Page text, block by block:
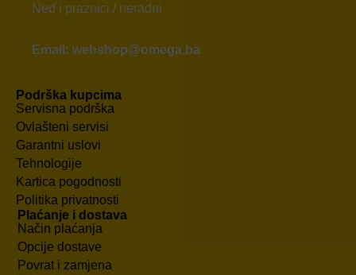
Ned i praznici / neradni
Email: webshop@omega.ba
Podrška kupcima
Servisna podrška
Ovlašteni servisi
Garantni uslovi
Tehnologije
Kartica pogodnosti
Politika privatnosti
Plaćanje i dostava
Način plaćanja
Opcije dostave
Povrat i zamjena